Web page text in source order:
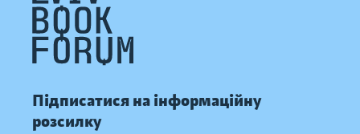
Підписатися на інформаційну
розсилку